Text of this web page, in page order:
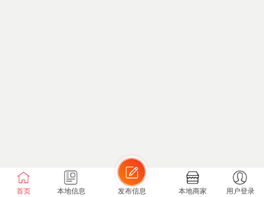
首页 本地信息 发布信息 本地商家 用户登录